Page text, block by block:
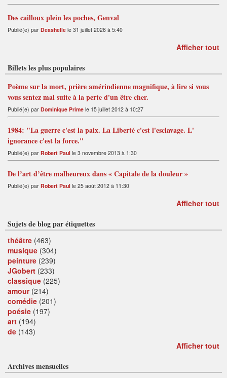
Des cailloux plein les poches, Genval
Publié(e) par Deashelle le 31 juillet 2026 à 5:40
Afficher tout
Billets les plus populaires
Poème sur la mort, prière amérindienne magnifique, à lire si vous
vous sentez mal suite à la perte d'un être cher.
Publié(e) par Dominique Prime le 15 juillet 2012 à 10:27
1984: "La guerre c'est la paix. La Liberté c'est l'esclavage. L'
ignorance c'est la force."
Publié(e) par Robert Paul le 3 novembre 2013 à 1:30
De l’art d’être malheureux dans « Capitale de la douleur »
Publié(e) par Robert Paul le 25 août 2012 à 11:30
Afficher tout
Sujets de blog par étiquettes
théâtre (463)
musique (304)
peinture (239)
JGobert (233)
classique (225)
amour(214)
comédie (201)
poésie (197)
art (194)
de (143)
Afficher tout
Archives mensuelles